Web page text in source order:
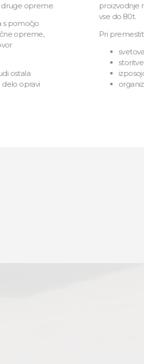
druge opreme.
s pomočjo
opreme,
ostala
delo opravi
proizvodnje
vse do 80t.
Pri